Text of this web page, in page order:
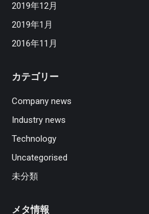
2019年12月
2019年1月
2016年11月
カテゴリー
Company news
Industry news
Technology
Uncategorised
未分類
メタ情報